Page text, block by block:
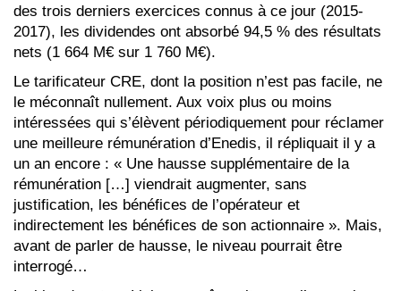
des trois derniers exercices connus à ce jour (2015-
2017), les dividendes ont absorbé 94,5 % des résultats
nets (1 664 M€ sur 1 760 M€).
Le tarificateur CRE, dont la position n’est pas facile, ne
le méconnaît nullement. Aux voix plus ou moins
intéressées qui s’élèvent périodiquement pour réclamer
une meilleure rémunération d’Enedis, il répliquait il y a
un an encore : « Une hausse supplémentaire de la
rémunération […] viendrait augmenter, sans
justification, les bénéfices de l’opérateur et
indirectement les bénéfices de son actionnaire ». Mais,
avant de parler de hausse, le niveau pourrait être
interrogé…